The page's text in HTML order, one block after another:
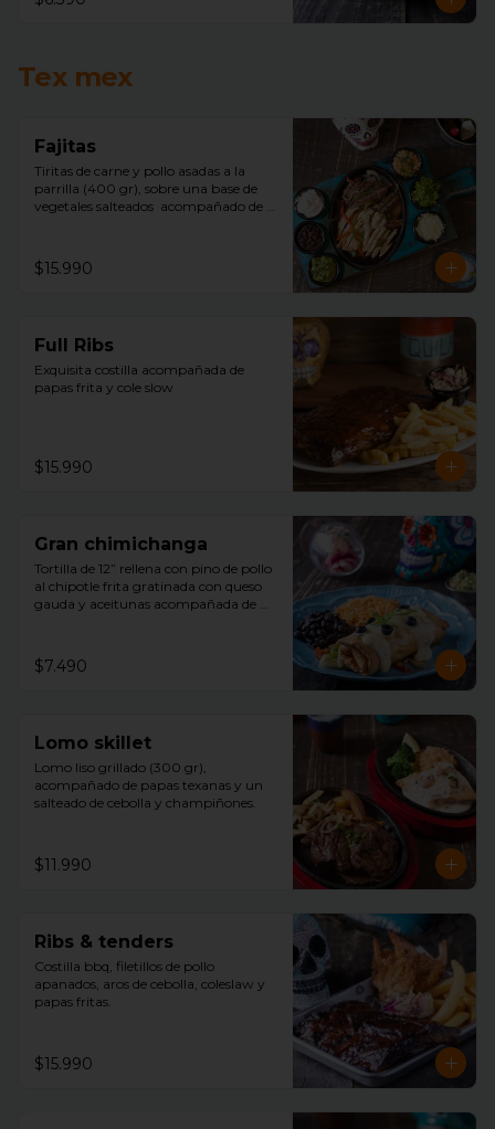
Tex mex
Fajitas
Tiritas de carne y pollo asadas a la
parrilla (400 gr), sobre una base de
vegetales salteados  acompañado de
queso, guacamole y tortillas de trigo.
$15.990
Full Ribs
Exquisita costilla acompañada de
papas frita y cole slow
$15.990
Gran chimichanga
Tortilla de 12” rellena con pino de pollo
al chipotle frita gratinada con queso
gauda y aceitunas acompañada de
$7.490
Lomo skillet
Lomo liso grillado (300 gr),
acompañado de papas texanas y un
salteado de cebolla y champiñones.
$11.990
Ribs & tenders
Costilla bbq, filetillos de pollo
apanados, aros de cebolla, coleslaw y
papas fritas.
$15.990